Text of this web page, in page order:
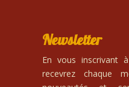
Newsletter
En vous inscrivant
recevrez chaque